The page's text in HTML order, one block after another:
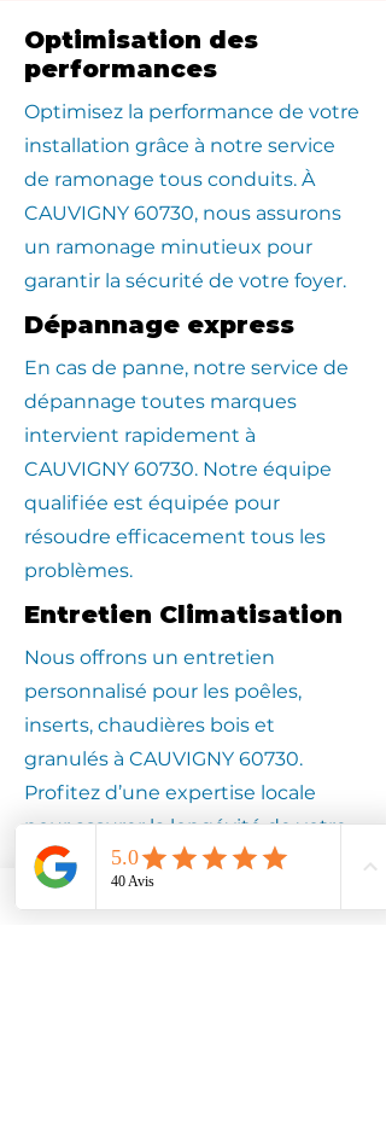
Optimisation des
performances
Optimisez la performance de votre
installation grâce à notre service
de ramonage tous conduits. À
CAUVIGNY 60730, nous assurons
un ramonage minutieux pour
garantir la sécurité de votre foyer.
Dépannage express
En cas de panne, notre service de
dépannage toutes marques
intervient rapidement à
CAUVIGNY 60730. Notre équipe
qualifiée est équipée pour
résoudre efficacement tous les
problèmes.
Entretien Climatisation
Nous offrons un entretien
personnalisé pour les poêles,
inserts, chaudières bois et
granulés à CAUVIGNY 60730.
Profitez d’une expertise locale
pour assurer la longévité de votre
équipement.